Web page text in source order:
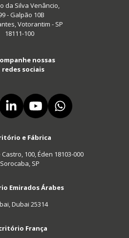
da Silva Venâncio,
- Galpão 10B
Votorantim - SP
18111-100
e Fábrica
100, Éden 18103-000
Sorocaba, SP
Emirados Árabes
Dubai 25314
França
nossas
redes sociais